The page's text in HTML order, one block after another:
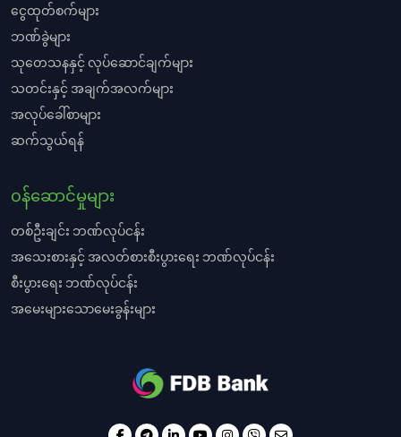
ငွေထုတ်စက်များ
ဘဏ်ခွဲများ
သုတေသနနှင့် လုပ်ဆောင်ချက်များ
သတင်းနှင့် အချက်အလက်များ
အလုပ်ခေါ်စာများ
ဆက်သွယ်ရန်
၀န်ဆောင်မှုများ
တစ်ဦးချင်း ဘဏ်လုပ်ငန်း
အသေးစားနှင့် အလတ်စားစီးပွားရေး ဘဏ်လုပ်ငန်း
စီးပွားရေး ဘဏ်လုပ်ငန်း
အမေးများသောမေးခွန်းများ